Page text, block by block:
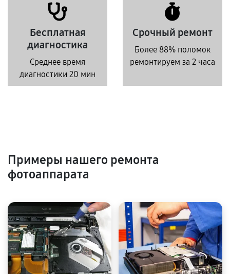
Бесплатная
диагностика
Среднее время
диагностики 20 мин
Срочный ремонт
Более 88% поломок
ремонтируем за 2 часа
Примеры нашего ремонта
фотоаппарата